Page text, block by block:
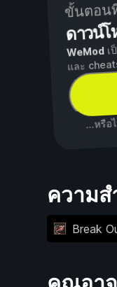
ขั้นตอน
ดาวน์
WeModเ
และ
...หรือ
ความส
Break